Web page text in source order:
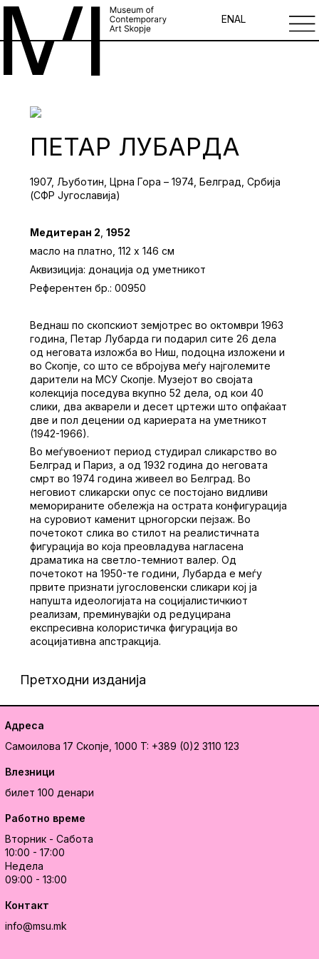
ENAL
ПЕТАР ЛУБАРДА
1907, Љуботин, Црна Гора – 1974, Белград, Србија
(СФР Југославија)
Медитеран 2 1952
масло на платно, 112 х 146 см
Аквизиција: донација од уметникот
Референтен бр.: 00950
Веднаш по скопскиот земјотрес во октомври 1963
година, Петар Лубарда ги подарил сите 26 дела
од неговата изложба во Ниш, подоцна изложени и
во Скопје, со што се вбројува меѓу најголемите
дарители на МСУ Скопје. Музејот во својата
колекција поседува вкупно 52 дела, од кои 40
слики, два акварели и десет цртежи што опфаќаат
две и пол децении од кариерата на уметникот
(1942-1966).
Во меѓувоениот период студирал сликарство во
Белград и Париз, а од 1932 година до неговата
смрт во 1974 година живеел во Белград. Во
неговиот сликарски опус се постојано видливи
меморираните обележја на острата конфигурација
на суровиот каменит црногорски пејзаж. Во
почетокот слика во стилот на реалистичната
фигурација во која преовладува нагласена
драматика на светло-темниот валер. Од
почетокот на 1950-те години, Лубарда е меѓу
првите признати југословенски сликари кој ја
напушта идеологијата на социјалистичкиот
реализам, преминувајќи од редуцирана
експресивна колористичка фигурација во
асоцијативна апстракција.
Претходни изданија
Адреса
Самоилова 17 Скопје, 1000 T: +389 (0)2 3110 123
Влезници
билет 100 денари
Работно време
Вторник - Сабота
10:00 - 17:00
Недела
09:00 - 13:00
Контакт
info@msu.mk